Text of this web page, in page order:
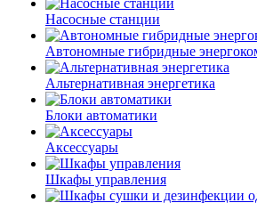
Насосные станции
Автономные гибридные
Альтернативная энергетика
Блоки автоматики
Аксессуары
Шкафы управления